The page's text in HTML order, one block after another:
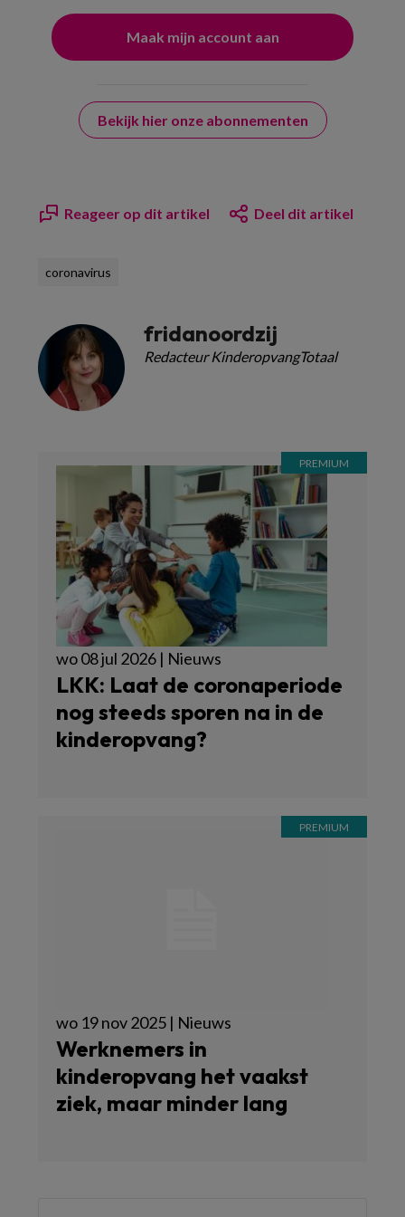
Bekijk hier onze abonnementen
Reageer op dit artikel Deel dit artikel
coronavirus
fridanoordzij
Redacteur KinderopvangTotaal
wo 08 jul 2026 | Nieuws
LKK: Laat de coronaperiode
nog steeds sporen na in de
kinderopvang?
wo 19 nov 2025 | Nieuws
Werknemers in
kinderopvang het vaakst
ziek, maar minder lang